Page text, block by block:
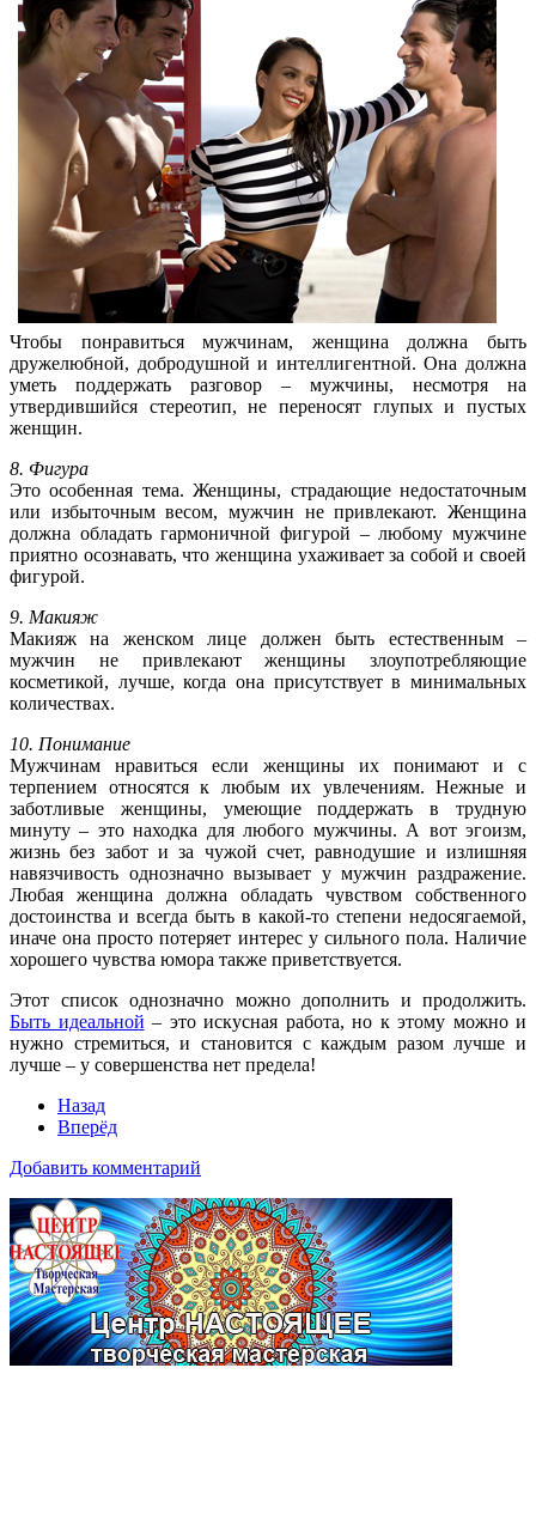
Чтобы понравиться мужчинам, женщина должна быть
дружелюбной, добродушной и интеллигентной. Она должна
уметь поддержать разговор – мужчины, несмотря на
утвердившийся стереотип, не переносят глупых и пустых
женщин.
8. Фигура
Это особенная тема. Женщины, страдающие недостаточным
или избыточным весом, мужчин не привлекают. Женщина
должна обладать гармоничной фигурой – любому мужчине
приятно осознавать, что женщина ухаживает за собой и своей
фигурой.
9. Макияж
Макияж на женском лице должен быть естественным –
мужчин не привлекают женщины злоупотребляющие
косметикой, лучше, когда она присутствует в минимальных
количествах.
10. Понимание
Мужчинам нравиться если женщины их понимают и с
терпением относятся к любым их увлечениям. Нежные и
заботливые женщины, умеющие поддержать в трудную
минуту – это находка для любого мужчины. А вот эгоизм,
жизнь без забот и за чужой счет, равнодушие и излишняя
навязчивость однозначно вызывает у мужчин раздражение.
Любая женщина должна обладать чувством собственного
достоинства и всегда быть в какой-то степени недосягаемой,
иначе она просто потеряет интерес у сильного пола. Наличие
хорошего чувства юмора также приветствуется.
Этот список однозначно можно дополнить и продолжить.
Быть идеальной – это искусная работа, но к этому можно и
нужно стремиться, и становится с каждым разом лучше и
лучше – у совершенства нет предела!
Назад
Вперёд
Добавить комментарий